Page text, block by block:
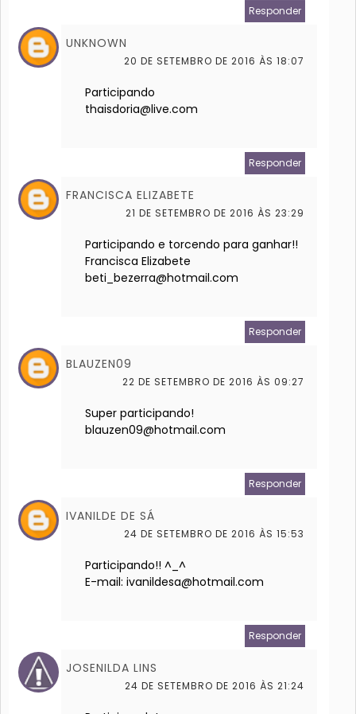
Responder
UNKNOWN
20 DE SETEMBRO DE 2016 ÀS 18:07
Participando
thaisdoria@live.com
Responder
FRANCISCA ELIZABETE
21 DE SETEMBRO DE 2016 ÀS 23:29
Participando e torcendo para ganhar!!
Francisca Elizabete
beti_bezerra@hotmail.com
Responder
BLAUZEN09
22 DE SETEMBRO DE 2016 ÀS 09:27
Super participando!
blauzen09@hotmail.com
Responder
IVANILDE DE SÁ
24 DE SETEMBRO DE 2016 ÀS 15:53
Participando!! ^_^
E-mail: ivanildesa@hotmail.com
Responder
JOSENILDA LINS
24 DE SETEMBRO DE 2016 ÀS 21:24